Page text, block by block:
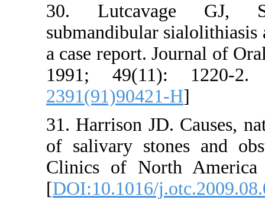
30.
a case
1991;
31.
of salivary
Clinics of
[